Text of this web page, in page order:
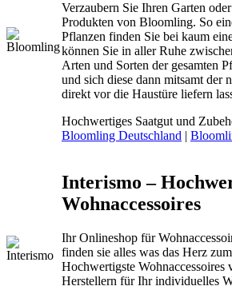
Verzaubern Sie Ihren Garten
Produkten von Bloomling. So
Pflanzen finden Sie bei kaum
können Sie in aller Ruhe
Arten und Sorten der gesamten
und sich diese dann mitsamt der
direkt vor die Haustüre liefern
Hochwertiges Saatgut und
Bloomling Deutschland |
Interismo –
Wohnaccessoires
Ihr Onlineshop für
finden sie alles was das Herz
Hochwertigste Wohnaccessoires
Herstellern für Ihr individuelles